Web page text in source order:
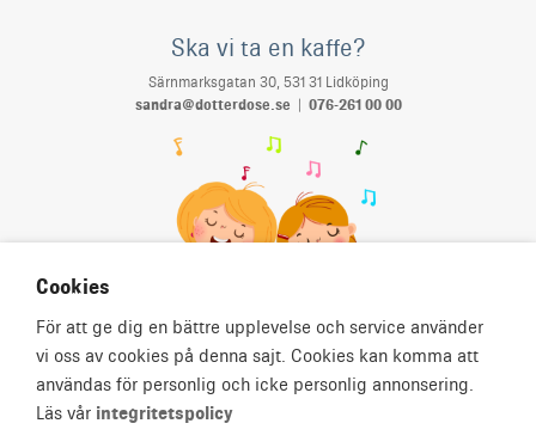
Ska vi ta en kaffe?
Särnmarksgatan 30, 531 31 Lidköping
sandra@dotterdose.se | 076-261 00 00
Cookies
För att ge dig en bättre upplevelse och service använder
vi oss av cookies på denna sajt. Cookies kan komma att
användas för personlig och icke personlig annonsering.
Läs vår integritetspolicy